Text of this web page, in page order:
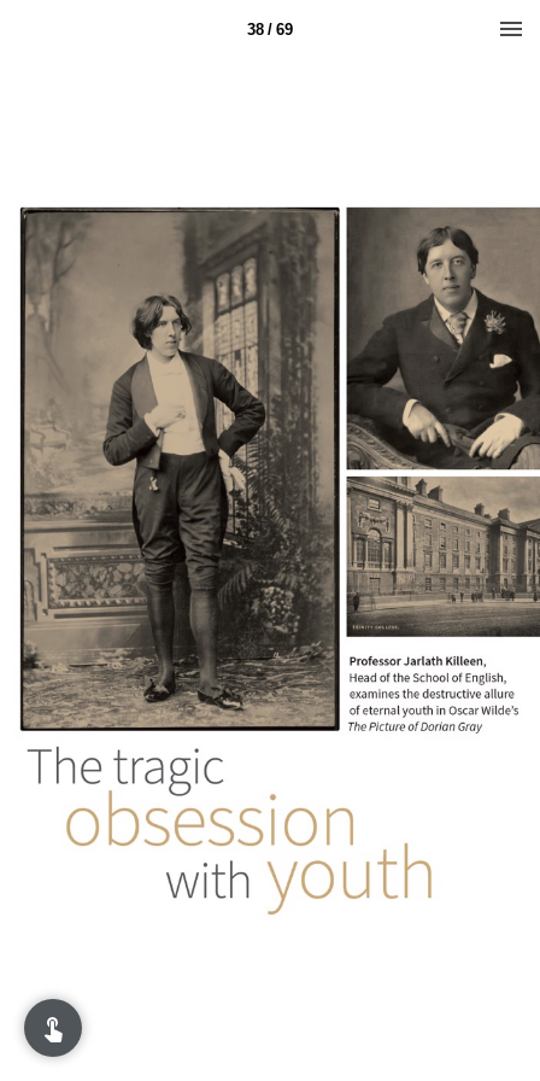
38 / 69